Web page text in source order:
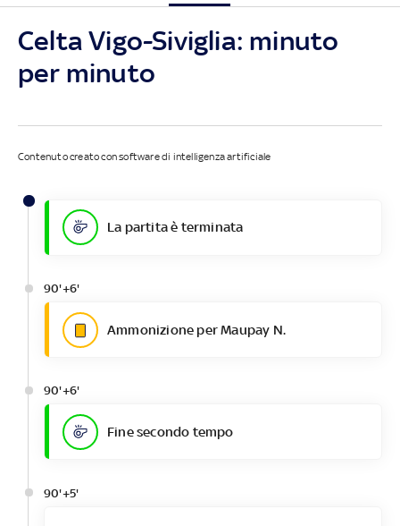
Celta Vigo-Siviglia: minuto
per minuto
Contenuto creato con software di intelligenza artificiale
La partita è terminata
90'+6'
Ammonizione per Maupay N.
90'+6'
Fine secondo tempo
90'+5'